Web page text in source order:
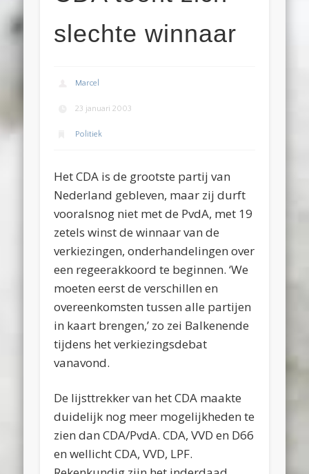
slechte winnaar
Marcel
23 januari 2003
Politiek
Het CDA is de grootste partij van
Nederland gebleven, maar zij durft
vooralsnog niet met de PvdA, met 19
zetels winst de winnaar van de
verkiezingen, onderhandelingen over
een regeerakkoord te beginnen. ‘We
moeten eerst de verschillen en
overeenkomsten tussen alle partijen
in kaart brengen,’ zo zei Balkenende
tijdens het verkiezingsdebat
vanavond.
De lijsttrekker van het CDA maakte
duidelijk nog meer mogelijkheden te
zien dan CDA/PvdA. CDA, VVD en D66
en wellicht CDA, VVD, LPF.